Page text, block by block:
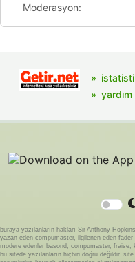
Moderasyon:
buraya yazılanların hakları Sir Anthony
yazan eden compumaster, ilgilenen eden fader
modere edenler basond, compumaster, fraise,
bu sitede yazılanların hiçbiri doğru değildir.